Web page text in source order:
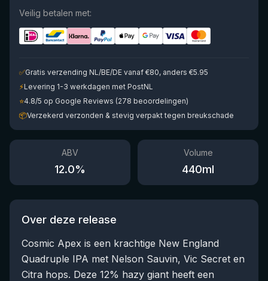
Veilig betalen met:
✅Gratis verzending NL/BE/DE vanaf €80, anders €5.95
⚡Levering 1-3 werkdagen met PostNL
⭐4.8/5 op Google Reviews (278 beoordelingen)
📦Verzekerd verzonden & stevig verpakt tegen breukschade
ABV
12.0%
Volume
440ml
Over deze release
Cosmic Apex is een krachtige New England
Quadruple IPA met Nelson Sauvin, Vic Secret en
Citra hops. Deze 12% hazy giant heeft een